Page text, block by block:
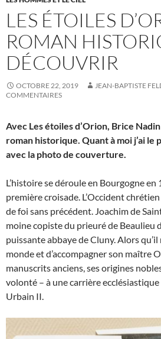
LES ÉTOILES
ROMAN
DÉCOUVRIR
OCTOBRE 22, 2019 JEAN-BAPTISTE
COMMENTAIRES
Avec Les étoiles d’Orion, Brice
roman historique. Quant à moi j’ai le
avec la photo de couverture.
L’histoire se déroule en Bourgogne en
première croisade. L’Occident
de foi sans précédent. Joachim de
moine copiste du prieuré de Beaulieu
puissante abbaye de Cluny. Alors
monde et d’accompagner son maître
manuscrits anciens, ses origines
volonté – à une carrière
Urbain II.